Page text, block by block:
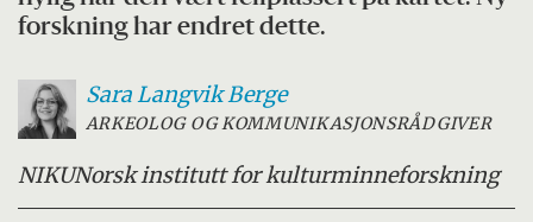
forskning har endret dette.
SaraLangvik Berge
ARKEOLOG OG KOMMUNIKASJONSRÅDGIVER
NIKUNorsk institutt for kulturminneforskning